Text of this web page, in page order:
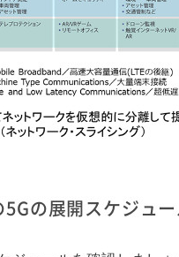
5Gの展開スケジュ